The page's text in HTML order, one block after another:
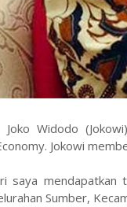
Joko Widodo
Jokowi
saya
Sumber,